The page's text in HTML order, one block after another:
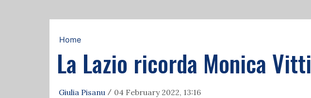
Home
La Lazio ricorda Monica Vitti
Giulia Pisanu / 04 February 2022, 13:16